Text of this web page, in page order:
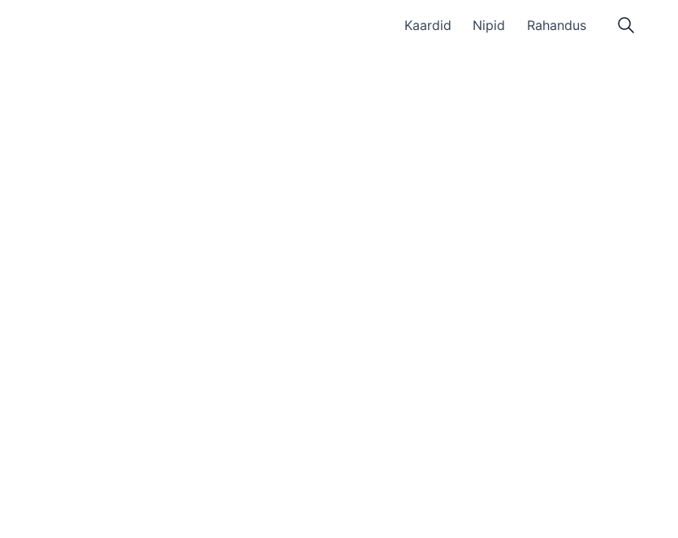
Kaardid Nipid Rahandus